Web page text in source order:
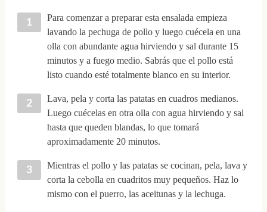
Para comenzar a preparar esta ensalada empieza
lavando la pechuga de pollo y luego cuécela en una
olla con abundante agua hirviendo y sal durante 15
minutos y a fuego medio. Sabrás que el pollo está
listo cuando esté totalmente blanco en su interior.
Lava, pela y corta las patatas en cuadros medianos.
Luego cuécelas en otra olla con agua hirviendo y sal
hasta que queden blandas, lo que tomará
aproximadamente 20 minutos.
Mientras el pollo y las patatas se cocinan, pela, lava y
corta la cebolla en cuadritos muy pequeños. Haz lo
mismo con el puerro, las aceitunas y la lechuga.